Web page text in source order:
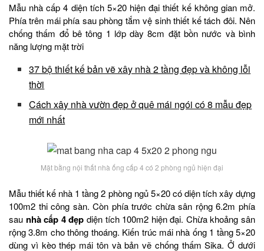
Mẫu nhà cấp 4 diện tích 5×20 hiện đại thiết kế không gian mở.
Phía trên mái phía sau phòng tắm vệ sinh thiết kế tách đôi. Nên
chống thấm đổ bê tông 1 lớp dày 8cm đặt bồn nước và bình
năng lượng mặt trời
37 bộ thiết kế bản vẽ xây nhà 2 tầng đẹp và không lỗi
thời
Cách xây nhà vườn đẹp ở quê mái ngói có 8 mẫu đẹp
mới nhất
Mặt bằng nội thất nhà ống cấp 4 có 2 phòng ngủ hiện đại
Mẫu thiết kế nhà 1 tầng 2 phòng ngủ 5×20 có diện tích xây dựng
100m2 thi công sàn. Còn phía trước chừa sân rộng 6.2m phía
sau nhà cấp 4 đẹp diện tích 100m2 hiện đại. Chừa khoảng sân
rộng 3.8m cho thông thoáng. Kiến trúc mái nhà ống 1 tầng 5×20
dùng vì kèo thép mái tôn và bản vẽ chống thấm Sika. Ở dưới